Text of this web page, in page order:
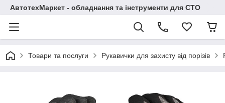
АвтотехМаркет - обладнання та інструменти для СТО
Товари та послуги Рукавички для захисту від порізів